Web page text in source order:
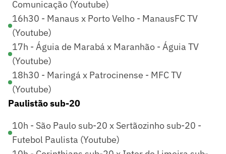
Comunicação (Youtube)
16h30 - Manaus x Porto Velho - ManausFC TV
(Youtube)
17h - Águia de Marabá x Maranhão - Águia TV
(Youtube)
18h30 - Maringá x Patrocinense - MFC TV
(Youtube)
Paulistão sub-20
10h - São Paulo sub-20 x Sertãozinho sub-20 -
Futebol Paulista (Youtube)